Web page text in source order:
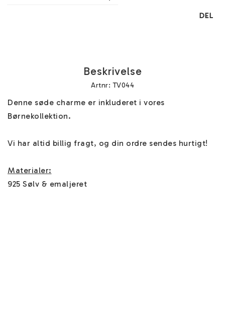
DEL
Beskrivelse
Artnr: TV044
Denne søde charme er inkluderet i vores
Børnekollektion.
Vi har altid billig fragt, og din ordre sendes hurtigt!
Materialer:
925 Sølv & emaljeret